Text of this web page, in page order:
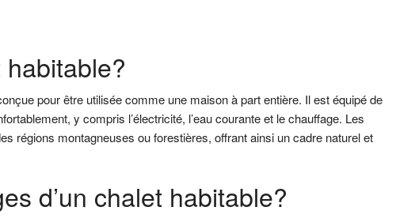
habitable?
pour être utilisée comme une maison à part entière. Il est équipé de
y compris l’électricité, l’eau courante et le chauffage. Les
régions montagneuses ou forestières, offrant ainsi un cadre naturel et
d’un chalet habitable?